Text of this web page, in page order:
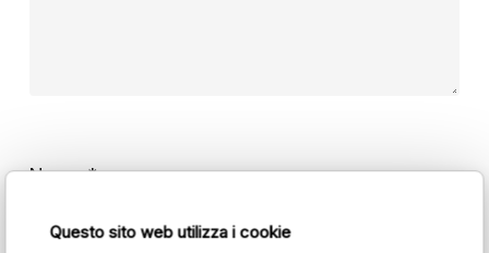
Questo sito web utilizza i cookie
Name*